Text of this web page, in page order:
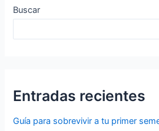
Buscar
Entradas recientes
Guía para sobrevivir a tu primer